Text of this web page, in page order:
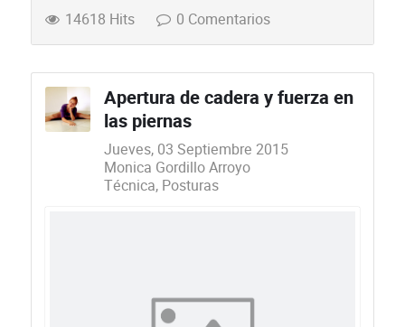
14618 Hits 0 Comentarios
Apertura de cadera y fuerza en
las piernas
Jueves, 03 Septiembre 2015
Monica Gordillo Arroyo
Técnica Posturas